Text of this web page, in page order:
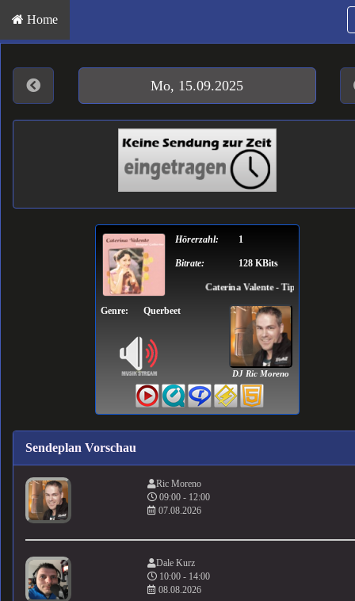
Home
Mo, 15.09.2025
DJ Ric Moreno
Caterina Valente - Tipitipitipso
Hörerzahl: 1
Bitrate: 128 KBits
Genre: Querbeet
Sendeplan Vorschau
Ric Moreno
09:00 - 12:00
07.08.2026
Dale Kurz
10:00 - 14:00
08.08.2026